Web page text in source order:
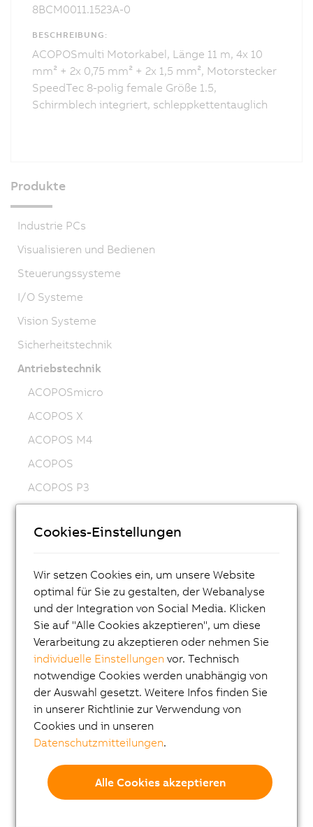
8BCM0011.1523A-0
BESCHREIBUNG:
ACOPOSmulti Motorkabel, Länge 11 m, 4x 10
mm² + 2x 0,75 mm² + 2x 1,5 mm², Motorstecker
SpeedTec 8-polig female Größe 1.5,
Schirmblech integriert, schleppkettentauglich
Produkte
Industrie PCs
Visualisieren und Bedienen
Steuerungssysteme
I/O Systeme
Vision Systeme
Sicherheitstechnik
Antriebstechnik
ACOPOSmicro
ACOPOS X
ACOPOS M4
ACOPOS
ACOPOS P3
ACOPOSremote
Frequenzumrichter (VFD)
Synchronmotoren 8LS-4
Synchronmotoren 8MS-4
ACOPOSmotor Compact
Servomotoren 8WSA
Getriebemotoren 8WSB
Synchronmotoren 8LVA
Getriebemotoren 8LVB
Synchronmotoren 8LWA
Synchronmotoren 8LS
Cookies-Einstellungen
Wir setzen Cookies ein, um unsere Website
optimal für Sie zu gestalten, der Webanalyse
und der Integration von Social Media. Klicken
Sie auf "Alle Cookies akzeptieren", um diese
Verarbeitung zu akzeptieren oder nehmen Sie
individuelle Einstellungen vor. Technisch
notwendige Cookies werden unabhängig von
der Auswahl gesetzt. Weitere Infos finden Sie
in unserer Richtlinie zur Verwendung von
Cookies und in unseren
Datenschutzmitteilungen.
Alle Cookies akzeptieren